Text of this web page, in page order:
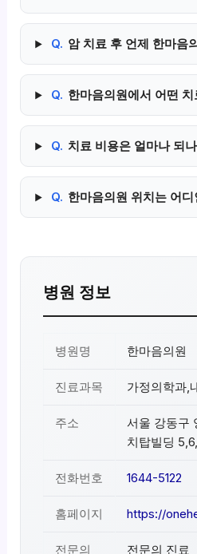
Q. 암 치료 후 언제 한마음
Q. 한마음의원에서 어떤
Q. 치료 비용은 얼마나 되
Q. 한마음의원 위치는 어
병원 정보
병원명 한마음의원
진료과목 가정의학과,
주소
서울 강동구
치탑빌딩
전화번호 1644-5122
홈페이지 https://
전문의 전문의 진료